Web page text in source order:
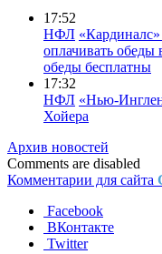
17:52
НФЛ
оплачивать
обеды бесплатны
17:32
НФЛ «Нью-
Хойера
Архив новостей
Comments are disabled
Комментарии для сайта
Facebook
ВКонтакте
Twitter